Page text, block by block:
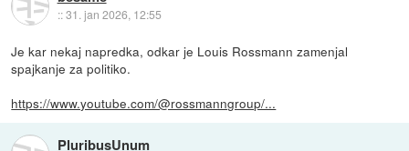
::31. jan 2026, 12:55
Je kar nekaj napredka, odkar je Louis Rossmann zamenjal
spajkanje za politiko.
https://www.youtube.com/@rossmanngroup/...
PluribusUnum